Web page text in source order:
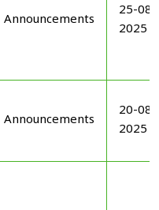
Announcements
25-08-
2025
Announcements
20-08-
2025